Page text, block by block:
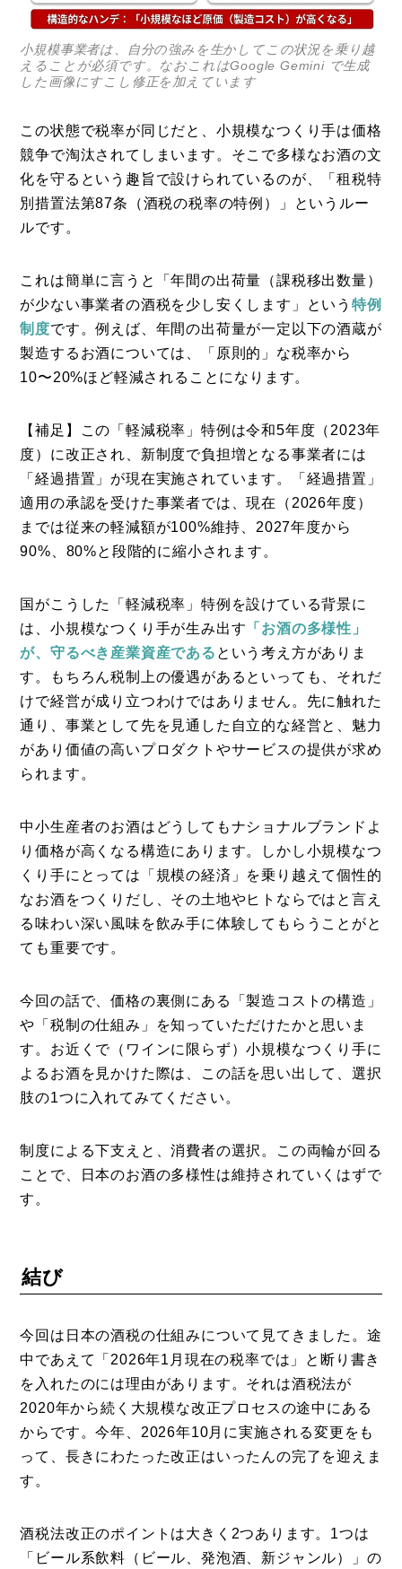
小規模事業者は、自分の強みを生かしてこの状況を乗り越
えることが必須です。なおこれはGoogle Gemini で生成
した画像にすこし修正を加えています
この状態で税率が同じだと、小規模なつくり手は価格
競争で淘汰されてしまいます。そこで多様なお酒の文
化を守るという趣旨で設けられているのが、「租税特
別措置法第87条（酒税の税率の特例）」というルー
ルです。
これは簡単に言うと「年間の出荷量（課税移出数量）
が少ない事業者の酒税を少し安くします」という 特例
制度です。例えば、年間の出荷量が一定以下の酒蔵が
製造するお酒については、「原則的」な税率から
10〜20%ほど軽減されることになります。
【補足】この「軽減税率」特例は令和5年度（2023年
度）に改正され、新制度で負担増となる事業者には
「経過措置」が現在実施されています。「経過措置」
適用の承認を受けた事業者では、現在（2026年度）
までは従来の軽減額が100%維持、2027年度から
90%、80%と段階的に縮小されます。
国がこうした「軽減税率」特例を設けている背景に
は、小規模なつくり手が生み出す 「お酒の多様性」
が、守るべき産業資産である という考え方がありま
す。もちろん税制上の優遇があるといっても、それだ
けで経営が成り立つわけではありません。先に触れた
通り、事業として先を見通した自立的な経営と、魅力
があり価値の高いプロダクトやサービスの提供が求め
られます。
中小生産者のお酒はどうしてもナショナルブランドよ
り価格が高くなる構造にあります。しかし小規模なつ
くり手にとっては「規模の経済」を乗り越えて個性的
なお酒をつくりだし、その土地やヒトならではと言え
る味わい深い風味を飲み手に体験してもらうことがと
ても重要です。
今回の話で、価格の裏側にある「製造コストの構造」
や「税制の仕組み」を知っていただけたかと思いま
す。お近くで（ワインに限らず）小規模なつくり手に
よるお酒を見かけた際は、この話を思い出して、選択
肢の1つに入れてみてください。
制度による下支えと、消費者の選択。この両輪が回る
ことで、日本のお酒の多様性は維持されていくはずで
す。
結び
今回は日本の酒税の仕組みについて見てきました。途
中であえて「2026年1月現在の税率では」と断り書き
を入れたのには理由があります。それは酒税法が
2020年から続く大規模な改正プロセスの途中にある
からです。今年、2026年10月に実施される変更をも
って、長きにわたった改正はいったんの完了を迎えま
す。
酒税法改正のポイントは大きく2つあります。1つは
「ビール系飲料（ビール、発泡酒、新ジャンル）」の